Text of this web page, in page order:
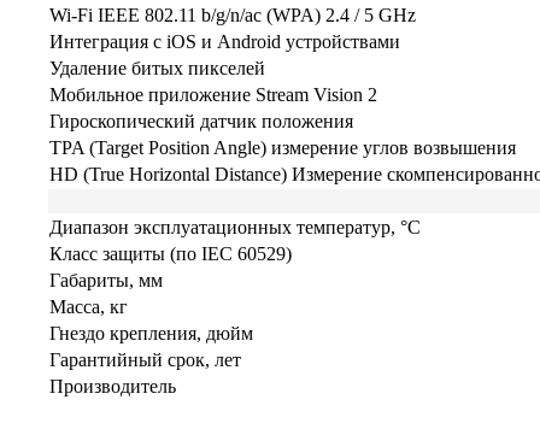
Wi-Fi IEEE 802.11 b/g/n/ac (WPA) 2.4 / 5 GHz
Интеграция с iOS и Android устройствами
Удаление битых пикселей
Мобильное приложение Stream Vision 2
Гироскопический датчик положения
TPA (Target Position Angle) измерение углов возвышения
HD (True Horizontal Distance) Измерение
Диапазон эксплуатационных температур, °C
Класс защиты (по IEC 60529)
Габариты, мм
Масса, кг
Гнездо крепления, дюйм
Гарантийный срок, лет
Производитель